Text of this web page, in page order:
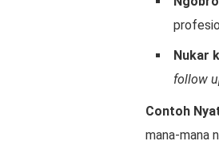
Nukar
follow
Contoh
mana-mana